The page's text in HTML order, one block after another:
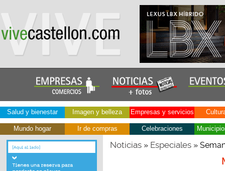
Salud y bienestar Imagen y belleza Empresas y servicios
Mundo hogar Ir de compras Celebraciones
Noticias» Especiales»